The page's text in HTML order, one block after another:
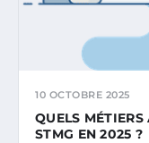
10 OCTOBRE 2025
QUELS
STMG EN 2025 ?